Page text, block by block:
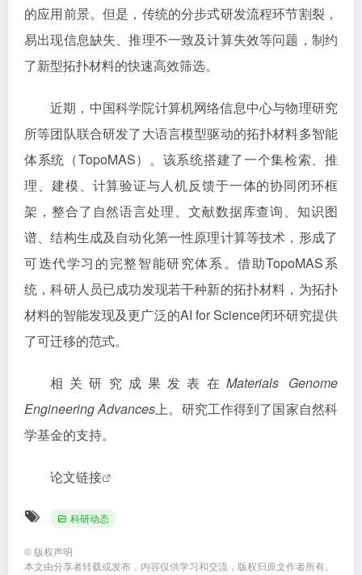
的应用前景。但是，传统的分步式研发流程环节割裂，
易出现信息缺失、推理不一致及计算失效等问题，制约
了新型拓扑材料的快速高效筛选。
近期，中国科学院计算机网络信息中心与物理研究
所等团队联合研发了大语言模型驱动的拓扑材料多智能
体系统（TopoMAS）。该系统搭建了一个集检索、推
理、建模、计算验证与人机反馈于一体的协同闭环框
架，整合了自然语言处理、文献数据库查询、知识图
谱、结构生成及自动化第一性原理计算等技术，形成了
可迭代学习的完整智能研究体系。借助TopoMAS系
统，科研人员已成功发现若干种新的拓扑材料，为拓扑
材料的智能发现及更广泛的AI for Science闭环研究提供
了可迁移的范式。
相关研究成果发表在 Materials Genome
Engineering Advances上。研究工作得到了国家自然科
学基金的支持。
论文链接
科研动态
© 版权声明
本文由分享者转载或发布，内容仅供学习和交流，版权归原文作者所有。